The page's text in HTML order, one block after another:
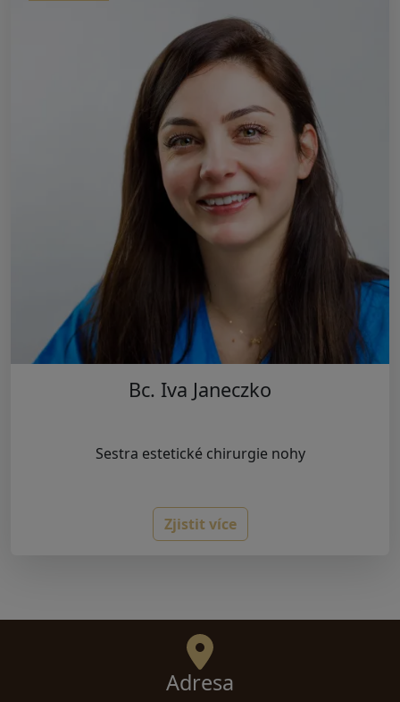
Bc. Iva Janeczko
Sestra estetické chirurgie nohy
Zjistit více
Adresa